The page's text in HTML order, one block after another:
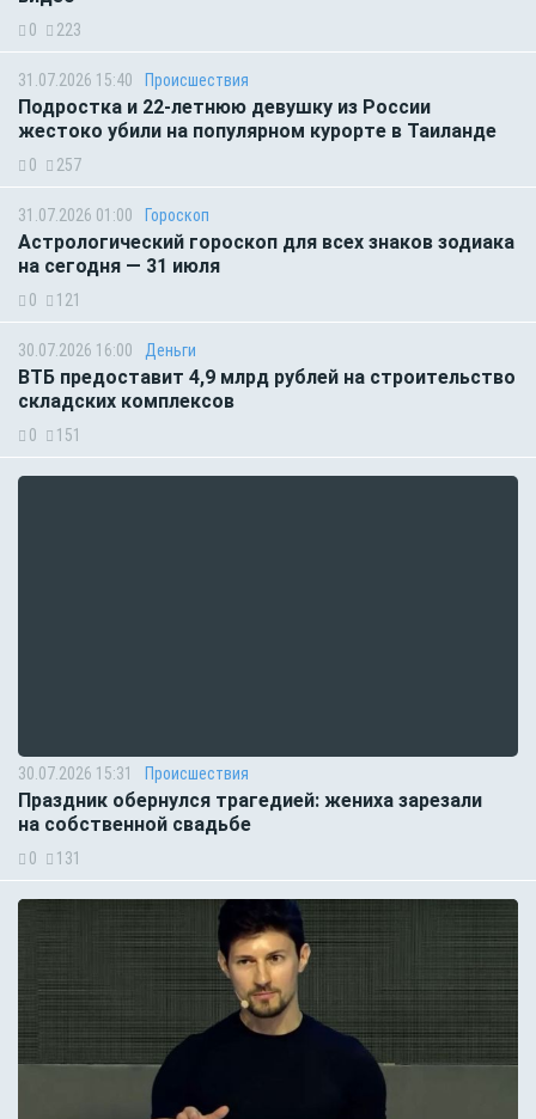
0 223
31.07.2026 15:40 Происшествия
Подростка и 22-летнюю девушку из России
жестоко убили на популярном курорте в Таиланде
0 257
31.07.2026 01:00 Гороскоп
Астрологический гороскоп для всех знаков зодиака
на сегодня — 31 июля
0 121
30.07.2026 16:00 Деньги
ВТБ предоставит 4,9 млрд рублей на строительство
складских комплексов
0 151
30.07.2026 15:31 Происшествия
Праздник обернулся трагедией: жениха зарезали
на собственной свадьбе
0 131